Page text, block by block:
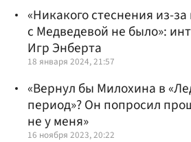
«Никакого стеснения из-
с Медведевой не было»:
Игр Энберта
18 января 2024, 21:57
«Вернул бы Милохина в
период»? Он попросил
не у меня»
16 ноября 2023, 20:22